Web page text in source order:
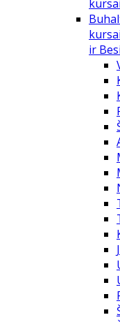
kursai
ir